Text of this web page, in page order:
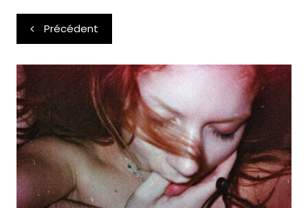
Navigation
de
l’article
Précédent